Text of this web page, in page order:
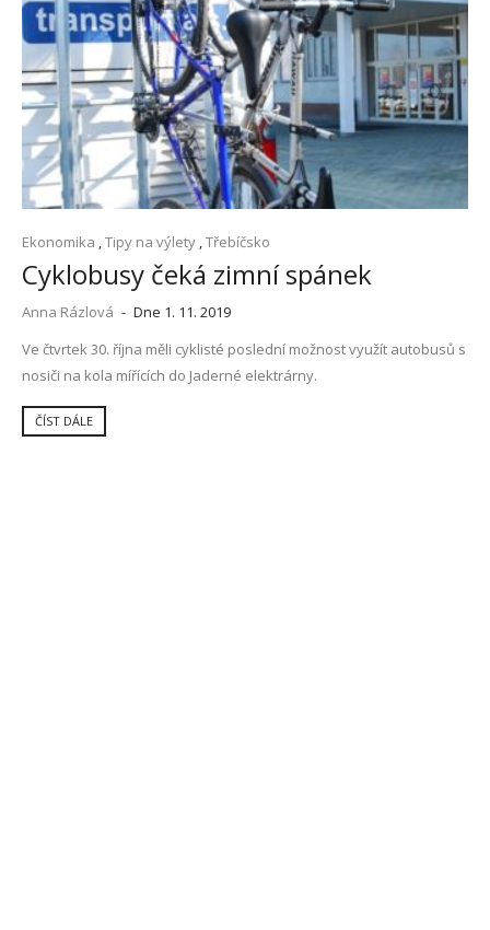
Ekonomika Tipy na výlety Třebíčsko
Cyklobusy čeká zimní spánek
Anna Rázlová - Dne 1. 11. 2019
Ve čtvrtek 30. října měli cyklisté poslední možnost využít autobusů s
nosiči na kola mířících do Jaderné elektrárny.
ČÍST DÁLE